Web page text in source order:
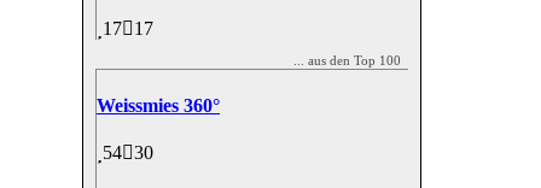
17 17
... aus den Top 100
Weissmies 360°
54 30